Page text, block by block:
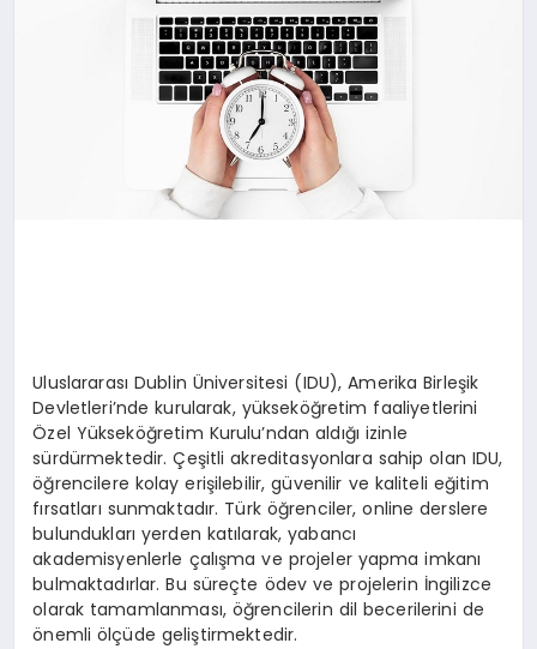
Uluslararası Dublin Üniversitesi (IDU), Amerika Birleşik
Devletleri’nde kurularak, yükseköğretim faaliyetlerini
Özel Yükseköğretim Kurulu’ndan aldığı izinle
sürdürmektedir. Çeşitli akreditasyonlara sahip olan IDU,
öğrencilere kolay erişilebilir, güvenilir ve kaliteli eğitim
fırsatları sunmaktadır. Türk öğrenciler, online derslere
bulundukları yerden katılarak, yabancı
akademisyenlerle çalışma ve projeler yapma imkanı
bulmaktadırlar. Bu süreçte ödev ve projelerin İngilizce
olarak tamamlanması, öğrencilerin dil becerilerini de
önemli ölçüde geliştirmektedir.